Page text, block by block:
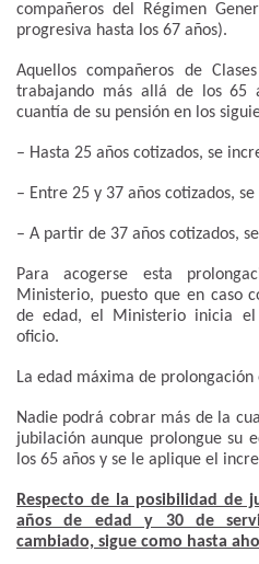
compañeros del Régimen
progresiva hasta los 67 años).
Aquellos compañeros de
trabajando más allá de los 65
cuantía de su pensión en los
– Hasta 25 años cotizados, se
– Entre 25 y 37 años cotizados,
– A partir de 37 años cotizados,
Para acogerse esta
Ministerio, puesto que en caso
de edad, el Ministerio inicia
oficio.
La edad máxima de prolongación
Nadie podrá cobrar más de la
jubilación aunque prolongue su
los 65 años y se le aplique el
Respecto de la posibilidad de
años de edad y 30 de
cambiado, sigue como hasta